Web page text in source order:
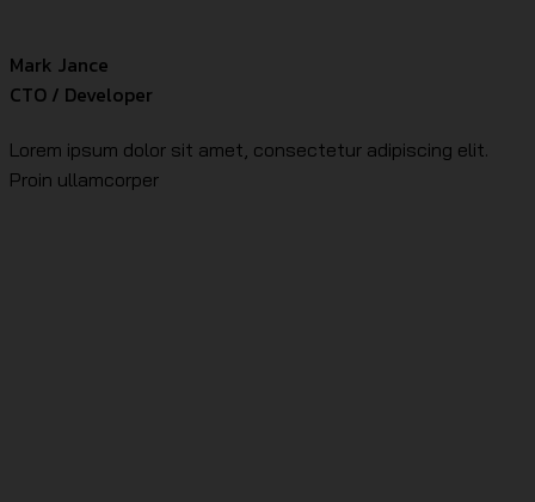
Mark Jance
CTO / Developer
Lorem ipsum dolor sit amet, consectetur adipiscing elit.
Proin ullamcorper